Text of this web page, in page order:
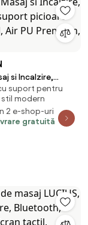
si Incalzire,
picioare
PU Premium, Bej
suport pentru
modern
2 e-shop-uri
gratuită